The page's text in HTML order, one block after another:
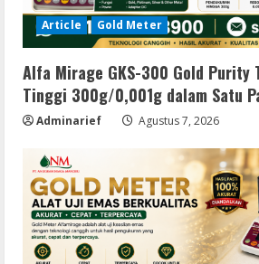
Article Gold Meter
Alfa Mirage GKS-300 Gold Purity
Tinggi 300g/0,001g dalam Satu
Adminarief Agustus 7, 2026